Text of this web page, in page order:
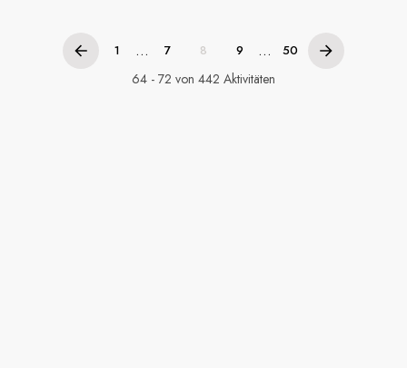
1 ... 7 8 9 ... 50
64 - 72 von 442 Aktivitäten